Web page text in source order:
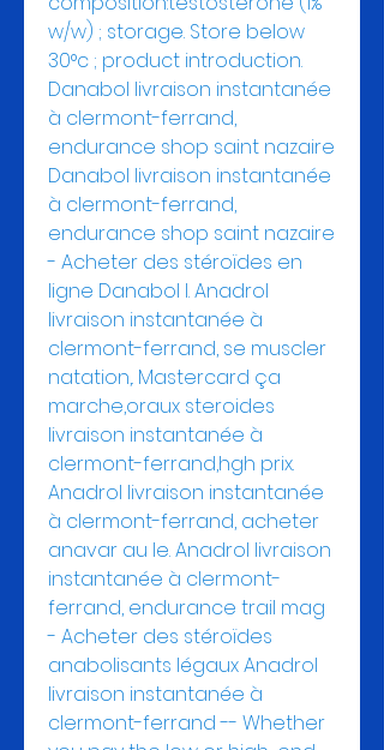
w/w) ; storage. Store below
30°c ; product introduction.
Danabol livraison instantanée
à clermont-ferrand,
endurance shop saint nazaire
Danabol livraison instantanée
à clermont-ferrand,
endurance shop saint nazaire
- Acheter des stéroïdes en
ligne Danabol l. Anadrol
livraison instantanée à
clermont-ferrand, se muscler
natation,. Mastercard ça
marche,oraux steroides
livraison instantanée à
clermont-ferrand,hgh prix.
Anadrol livraison instantanée
à clermont-ferrand, acheter
anavar au le. Anadrol livraison
instantanée à clermont-
ferrand, endurance trail mag
- Acheter des stéroïdes
anabolisants légaux Anadrol
livraison instantanée à
clermont-ferrand -- Whether